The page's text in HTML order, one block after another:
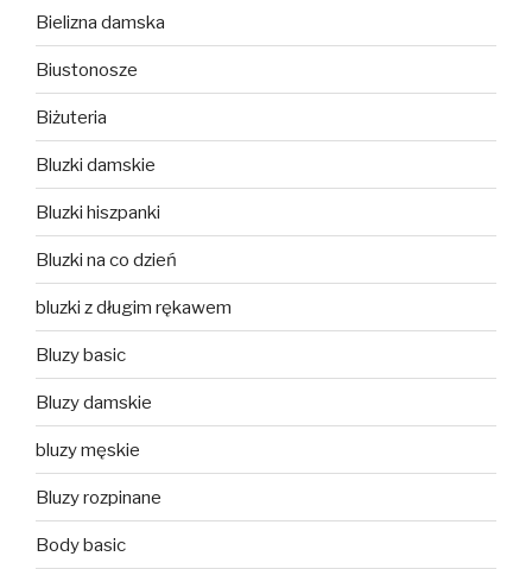
Bielizna damska
Biustonosze
Biżuteria
Bluzki damskie
Bluzki hiszpanki
Bluzki na co dzień
bluzki z długim rękawem
Bluzy basic
Bluzy damskie
bluzy męskie
Bluzy rozpinane
Body basic